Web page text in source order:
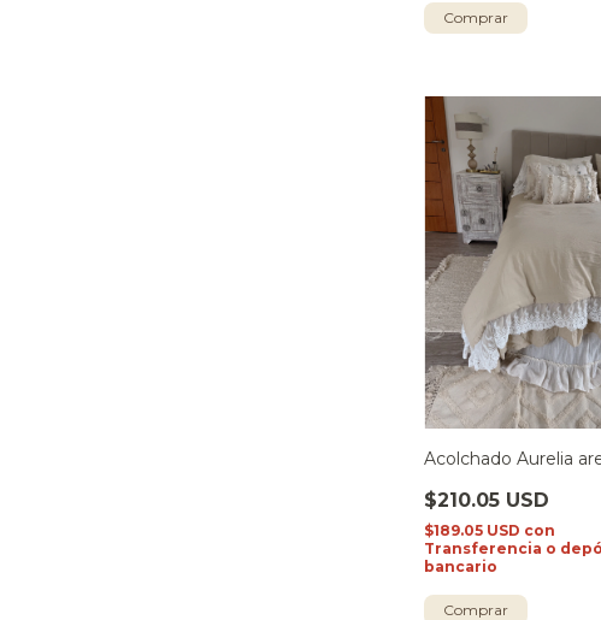
Acolchado Aurelia
$210.05 USD
$189.05 USD con
Transferencia o
bancario
Comprar